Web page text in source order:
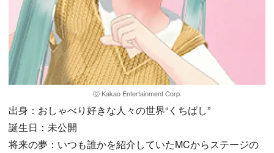
ⓒ Kakao Entertainment Corp.
出身：おしゃべり好きな人々の世界“くちばし”
誕生日：未公開
将来の夢：いつも誰かを紹介していたMCからステージの